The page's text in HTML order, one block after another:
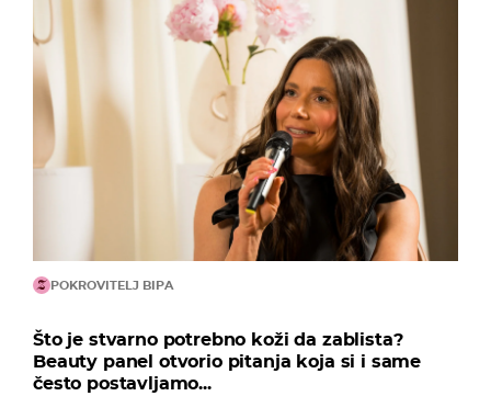
POKROVITELJ BIPA
Što je stvarno potrebno koži da zablista?
Beauty panel otvorio pitanja koja si i same
često postavljamo...